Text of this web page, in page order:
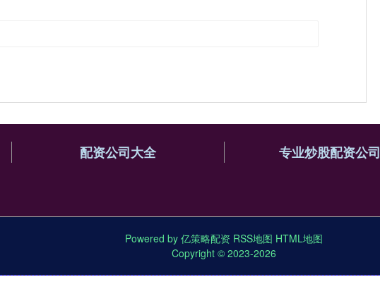
配资公司大全 专业炒股配资公司
Powered by 亿策略配资 RSS地图 HTML地图
Copyright © 2023-2026